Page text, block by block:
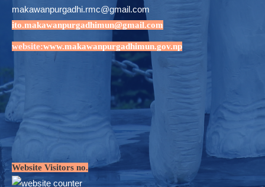
makawanpurgadhi.rmc@gmail.com
ito.makawanpurgadhimun@gmail.com
website:www.makawanpurgadhimun.gov.np
Website Visitors no.